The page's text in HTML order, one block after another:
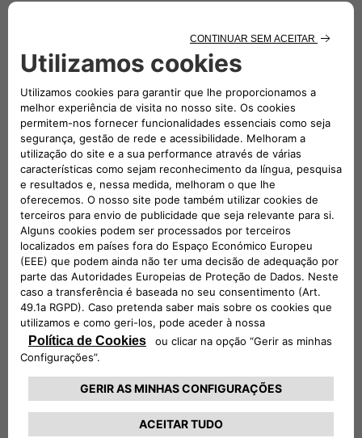
Termos e Condições
na íntegra.
FAQs
O QUE OS OUTROS CLIENTES PERGUNTAM
1. Anunciaram uma campanha técnica de
produtos por motivos de segurança. Qual é o
problema?
2. Onde posso encontrar o VIN (Número de
Identificação do Veículo)?
3. Qual é a causa principal do problema?